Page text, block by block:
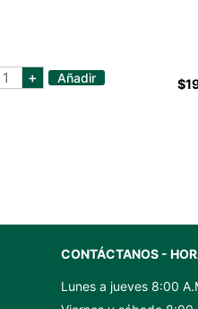
+ Añadir $
CONTÁCTANOS -
Lunes a jueves 8:00